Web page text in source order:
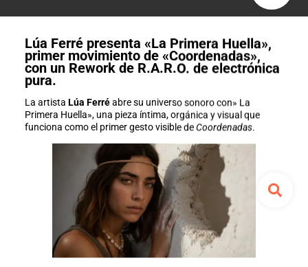
Lúa Ferré presenta «La Primera Huella»,
primer movimiento de «Coordenadas»,
con un Rework de R.A.R.O. de electrónica
pura.
La artista Lúa Ferréabre su universo sonoro con» La
Primera Huella», una pieza íntima, orgánica y visual que
funciona como el primer gesto visible deCoordenadas.